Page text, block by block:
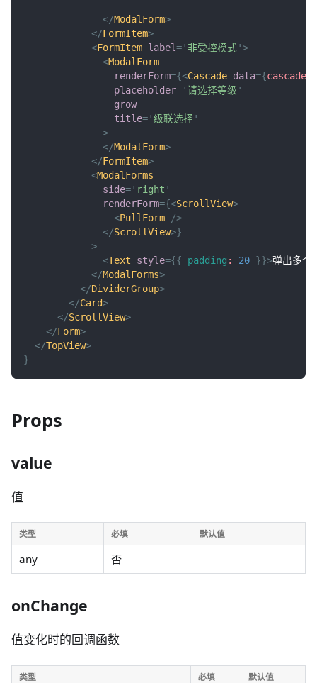
</ModalForm>
</FormItem>
<FormItem label='非受控模式'>
<ModalForm
renderForm={<Cascade data={
placeholder='请选择等级 '
grow
title='级联选择 '
>
</ModalForm>
</FormItem>
<ModalForms
side=' right '
renderForm={<ScrollView>
<PullForm
/>
</ScrollView>}
>
<Text style={{ padding : 20 }}>弹出多个
</ModalForms>
</DividerGroup>
</Card>
</ScrollView>
</Form>
</TopView>
}
Props
value
值
类型 必填 默认值
any 否
onChange
值变化时的回调函数
类型 必填 默认值